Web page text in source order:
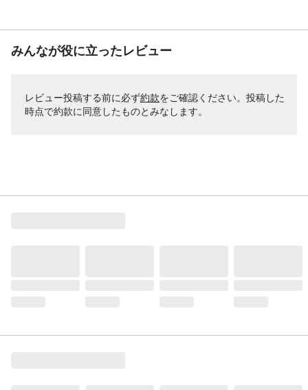
みんなが役に立ったレビュー
レビュー投稿する前に必ず約款をご確認ください。投稿した
時点で約款に同意したものとみなします。